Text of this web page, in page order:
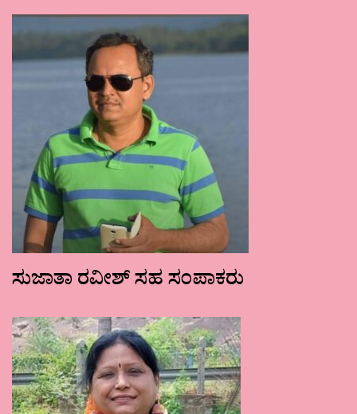
ಸುಜಾತಾ ರವೀಶ್ ಸಹ ಸಂಪಾಕರು